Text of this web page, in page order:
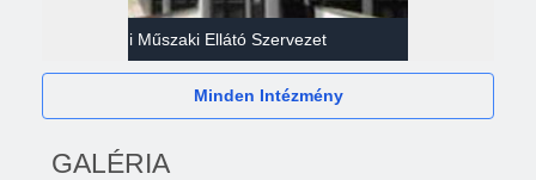
Gazdasági Műszaki Ellátó Szervezet
Minden Intézmény
GALÉRIA